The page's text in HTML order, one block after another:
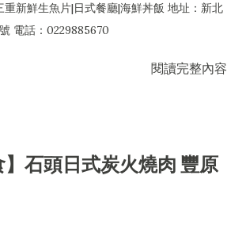
新鮮生魚片|日式餐廳|海鮮丼飯 地址：新北
電話：0229885670
閱讀完整內容
】石頭日式炭火燒肉 豐原